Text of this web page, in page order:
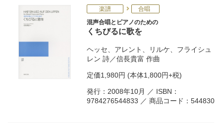
楽譜
合唱
混声合唱とピアノのための
くちびるに歌を
ヘッセ アレント リルケ
フライシュ
レン 詩／信長貴富 作曲
定価1,980円 (本体1,800円+税)
発行：2008年10月 ／ ISBN：
9784276544833 ／ 商品コード：544830